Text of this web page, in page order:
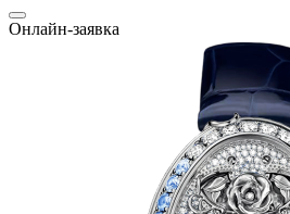
Онлайн-заявка